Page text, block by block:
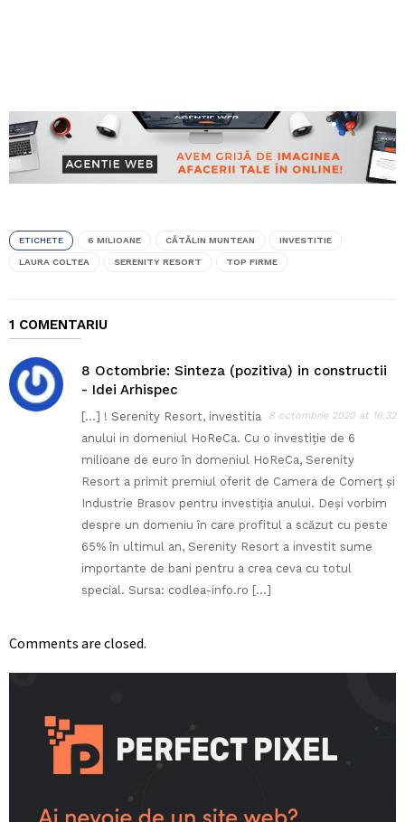
ETICHETE 6 MILIOANE CĂTĂLIN MUNTEAN INVESTITIE
LAURA COLTEA SERENITY RESORT TOP FIRME
1 COMENTARIU
8 Octombrie: Sinteza (pozitiva) in constructii
- Idei Arhispec
8 octombrie 2020 at 16:32
[…] ! Serenity Resort, investitia
anului in domeniul HoReCa. Cu o investiție de 6
milioane de euro în domeniul HoReCa, Serenity
Resort a primit premiul oferit de Camera de Comerț și
Industrie Brasov pentru investiția anului. Deși vorbim
despre un domeniu în care profitul a scăzut cu peste
65% în ultimul an, Serenity Resort a investit sume
importante de bani pentru a crea ceva cu totul
special. Sursa: codlea-info.ro […]
Comments are closed.